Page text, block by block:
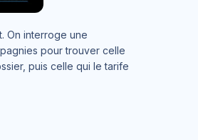
On interroge une
pour trouver celle
puis celle qui le tarife